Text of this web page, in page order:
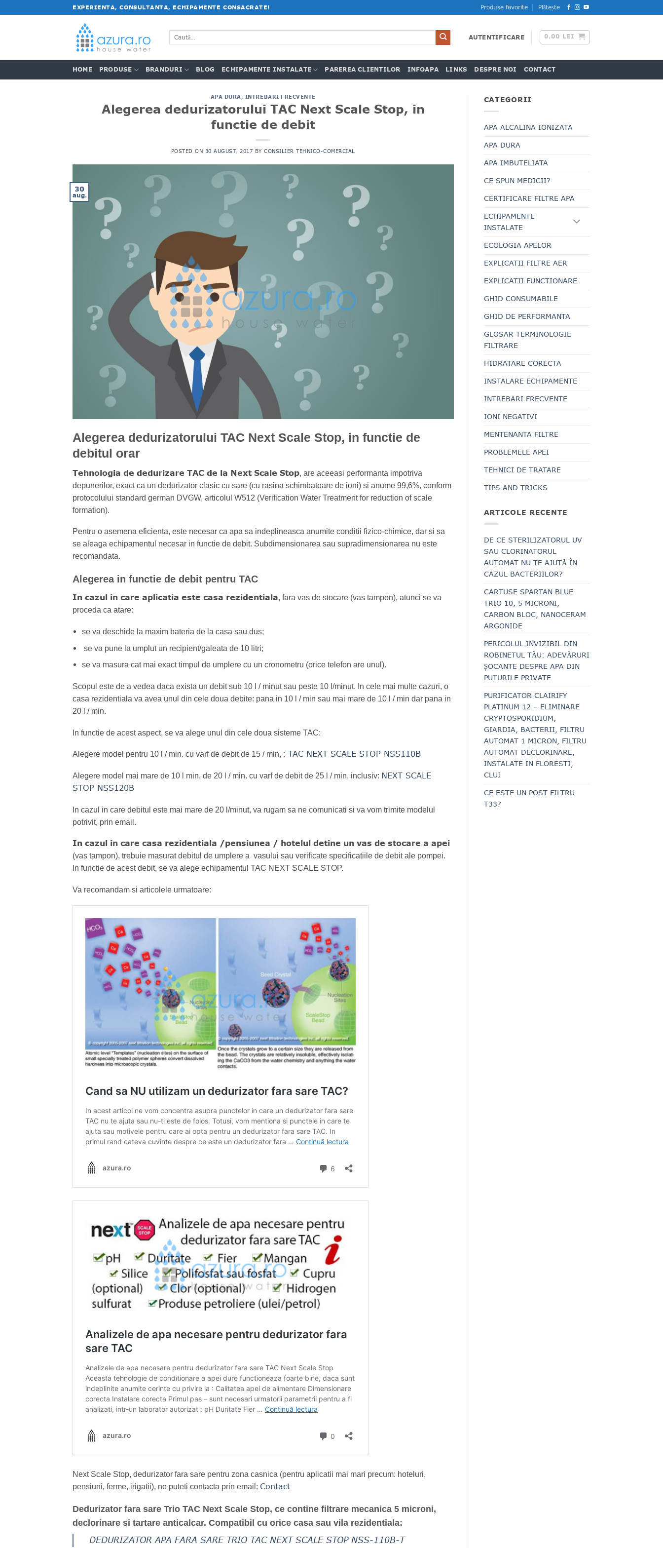
la
EXPERIENTA, CONSULTANTA, ECHIPAMENTE CONSACRATE! Produse favorite Plătește
Caută
după:
AUTENTIFICARE 0.00 LEI
HOME PRODUSE BRANDURI BLOG ECHIPAMENTE INSTALATE PAREREA CLIENTILOR INFOAPA LINKS DESPRE NOI CONTACT
APA DURA, INTREBARI FRECVENTE
Alegerea dedurizatorului TAC Next Scale Stop, in
functie de debit
POSTED ON 30 AUGUST, 2017 BYCONSILIER TEHNICO-COMERCIAL
30
aug.
Alegerea dedurizatorului TAC Next Scale Stop, in functie de
debitul orar
Tehnologia de dedurizare TAC de la Next Scale Stop, are aceeasi performanta impotriva
depunerilor, exact ca un dedurizator clasic cu sare (cu rasina schimbatoare de ioni) si anume 99,6%, conform
protocolului standard german DVGW, articolul W512 (Verification Water Treatment for reduction of scale
formation).
Pentru o asemena eficienta, este necesar ca apa sa indeplineasca anumite conditii fizico-chimice, dar si sa
se aleaga echipamentul necesar in functie de debit. Subdimensionarea sau supradimensionarea nu este
recomandata.
Alegerea in functie de debit pentru TAC
In cazul in care aplicatia este casa rezidentiala, fara vas de stocare (vas tampon), atunci se va
proceda ca atare:
se va deschide la maxim bateria de la casa sau dus;
se va pune la umplut un recipient/galeata de 10 litri;
se va masura cat mai exact timpul de umplere cu un cronometru (orice telefon are unul).
Scopul este de a vedea daca exista un debit sub 10 l / minut sau peste 10 l/minut. In cele mai multe cazuri, o
casa rezidentiala va avea unul din cele doua debite: pana in 10 l / min sau mai mare de 10 l / min dar pana in
20 l / min.
In functie de acest aspect, se va alege unul din cele doua sisteme TAC:
Alegere model pentru 10 l / min. cu varf de debit de 15 / min, : TAC NEXT SCALE STOP NSS110B
Alegere model mai mare de 10 l min, de 20 l / min. cu varf de debit de 25 l / min, inclusiv: NEXT SCALE
STOP NSS120B
In cazul in care debitul este mai mare de 20 l/minut, va rugam sa ne comunicati si va vom trimite modelul
potrivit, prin email.
In cazul in care casa rezidentiala /pensiunea / hotelul detine un vas de stocare a apei
(vas tampon), trebuie masurat debitul de umplere a vasului sau verificate specificatiile de debit ale pompei.
In functie de acest debit, se va alege echipamentul TAC NEXT SCALE STOP.
Va recomandam si articolele urmatoare:
Next Scale Stop, dedurizator fara sare pentru zona casnica (pentru aplicatii mai mari precum: hoteluri,
pensiuni, ferme, irigatii), ne puteti contacta prin email: Contact
Dedurizator fara sare Trio TAC Next Scale Stop, ce contine filtrare mecanica 5 microni,
declorinare si tartare anticalcar. Compatibil cu orice casa sau vila rezidentiala:
DEDURIZATOR APA FARA SARE TRIO TAC NEXT SCALE STOP NSS-110B-T
CATEGORII
APA ALCALINA IONIZATA
APA DURA
APA IMBUTELIATA
CE SPUN MEDICII?
CERTIFICARE FILTRE APA
ECHIPAMENTE
INSTALATE
ECOLOGIA APELOR
EXPLICATII FILTRE AER
EXPLICATII FUNCTIONARE
GHID CONSUMABILE
GHID DE PERFORMANTA
GLOSAR TERMINOLOGIE
FILTRARE
HIDRATARE CORECTA
INSTALARE ECHIPAMENTE
INTREBARI FRECVENTE
IONI NEGATIVI
MENTENANTA FILTRE
PROBLEMELE APEI
TEHNICI DE TRATARE
TIPS AND TRICKS
ARTICOLE RECENTE
DE CE STERILIZATORUL UV
SAU CLORINATORUL
AUTOMAT NU TE AJUTĂ ÎN
CAZUL BACTERIILOR?
CARTUSE SPARTAN BLUE
TRIO 10, 5 MICRONI,
CARBON BLOC, NANOCERAM
ARGONIDE
PERICOLUL INVIZIBIL DIN
ROBINETUL TĂU: ADEVĂRURI
ȘOCANTE DESPRE APA DIN
PUȚURILE PRIVATE
PURIFICATOR CLAIRIFY
PLATINUM 12 – ELIMINARE
CRYPTOSPORIDIUM,
GIARDIA, BACTERII, FILTRU
AUTOMAT 1 MICRON, FILTRU
AUTOMAT DECLORINARE,
INSTALATE IN FLORESTI,
CLUJ
CE ESTE UN POST FILTRU
T33?